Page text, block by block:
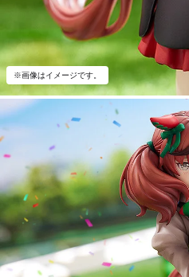
※画像はイメージです。